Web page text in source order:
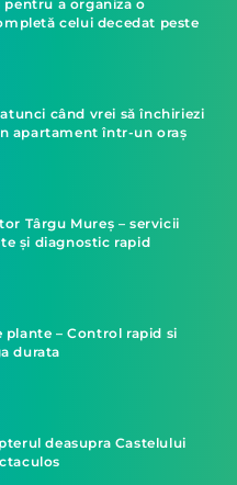
pentru a organiza o
celui decedat peste
când vrei să închiriezi
apartament într-un oraș
Târgu Mureș – servicii
și diagnostic rapid
plante – Control rapid si
durata
deasupra Castelului